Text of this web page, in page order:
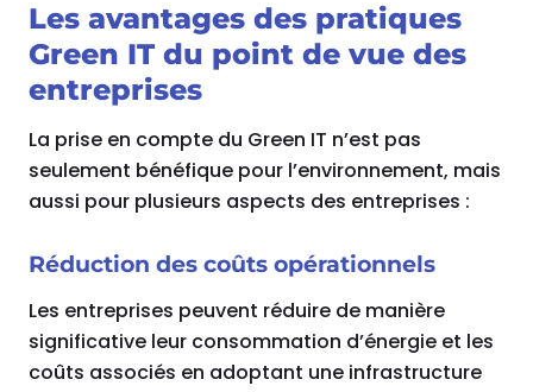
Les avantages des pratiques
Green IT du point de vue des
entreprises
La prise en compte du Green IT n’est pas
seulement bénéfique pour l’environnement, mais
aussi pour plusieurs aspects des entreprises :
Réduction des coûts opérationnels
Les entreprises peuvent réduire de manière
significative leur consommation d’énergie et les
coûts associés en adoptant une infrastructure